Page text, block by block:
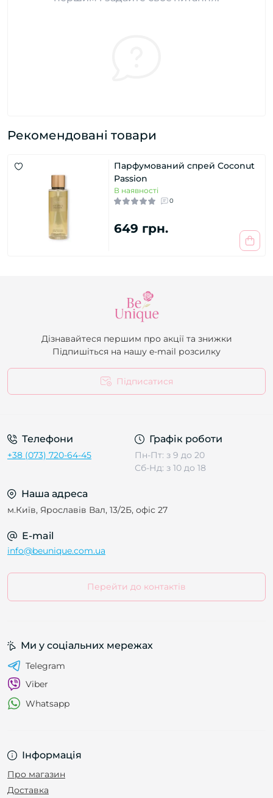
Рекомендовані товари
Парфумований спрей Coconut
Passion
В наявності
0
649 грн.
Дізнавайтеся першим про акції та знижки
Підпишіться на нашу e-mail розсилку
Підписатися
Телефони
+38 (073) 720-64-45
Графік роботи
Пн-Пт: з 9 до 20
Сб-Нд: з 10 до 18
Наша адреса
м.Київ, Ярославів Вал, 13/2Б, офіс 27
E-mail
info@beunique.com.ua
Перейти до контактів
Інформація
Про магазин
Доставка
Ми у соціальних мережах
Telegram
Viber
Whatsapp